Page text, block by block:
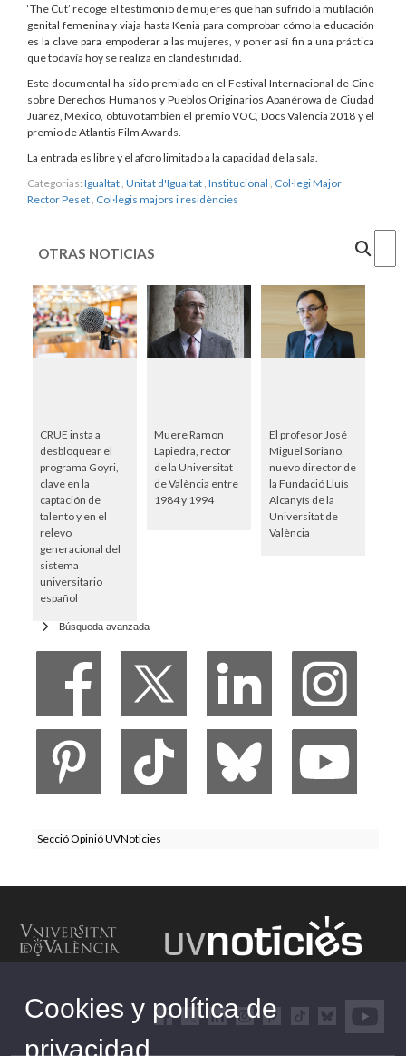
‘The Cut’ recoge el testimonio de mujeres que han sufrido la mutilación
genital femenina y viaja hasta Kenia para comprobar cómo la educación
es la clave para empoderar a las mujeres, y poner así fin a una práctica
que todavía hoy se realiza en clandestinidad.
Este documental ha sido premiado en el Festival Internacional de Cine
sobre Derechos Humanos y Pueblos Originarios Apanérowa de Ciudad
Juárez, México, obtuvo también el premio VOC, Docs València 2018 y el
premio de Atlantis Film Awards.
La entrada es libre y el aforo limitado a la capacidad de la sala.
Categorias: Igualtat Unitat d'Igualtat Institucional Col·legi Major
Rector Peset Col·legis majors i residències
OTRAS NOTICIAS
CRUE insta a
desbloquear el
programa Goyri,
clave en la
captación de
talento y en el
relevo
generacional del
sistema
universitario
español
Muere Ramon
Lapiedra, rector
de la Universitat
de València entre
1984 y 1994
El profesor José
Miguel Soriano,
nuevo director de
la Fundació Lluís
Alcanyís de la
Universitat de
València
Búsqueda avanzada
Secció Opinió UVNoticies
Cookies y política de
privacidad